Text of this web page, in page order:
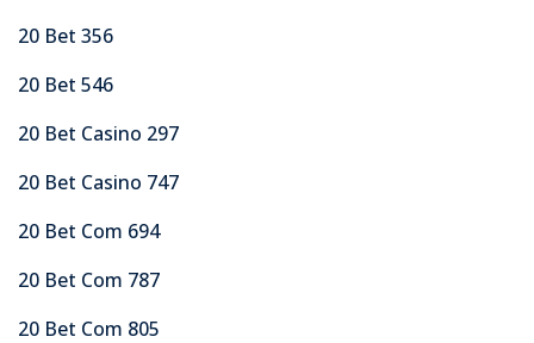
20 Bet 356
20 Bet 546
20 Bet Casino 297
20 Bet Casino 747
20 Bet Com 694
20 Bet Com 787
20 Bet Com 805